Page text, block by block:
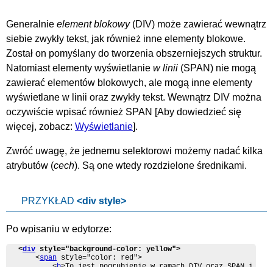
Generalnie element blokowy(DIV) może zawierać wewnątrz
siebie zwykły tekst, jak również inne elementy blokowe.
Został on pomyślany do tworzenia obszerniejszych struktur.
Natomiast elementy wyświetlanie w linii (SPAN) nie mogą
zawierać elementów blokowych, ale mogą inne elementy
wyświetlane w linii oraz zwykły tekst. Wewnątrz DIV można
oczywiście wpisać również SPAN [Aby dowiedzieć się
więcej, zobacz: Wyświetlanie].
Zwróć uwagę, że jednemu selektorowi możemy nadać kilka
atrybutów (cech). Są one wtedy rozdzielone średnikami.
PRZYKŁAD <div style>
Po wpisaniu w edytorze:
<div style="background-color: yellow">
	<
span style="color: red">